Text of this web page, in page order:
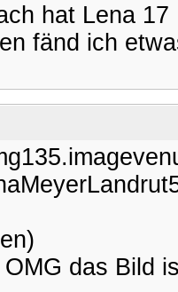
hat Lena
fänd ich
das Bild